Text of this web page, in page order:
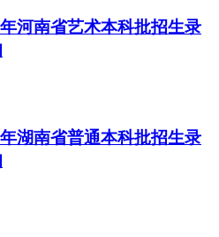
河南省艺术本科批招生录
湖南省普通本科批招生录